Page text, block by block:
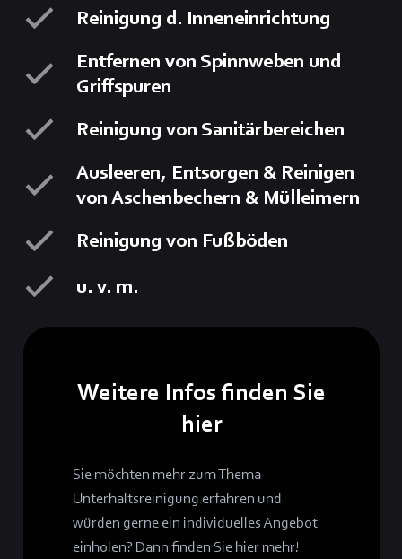
Reinigung d. Inneneinrichtung
Entfernen von Spinnweben und
Griffspuren
Reinigung von Sanitärbereichen
Ausleeren, Entsorgen & Reinigen
von Aschenbechern & Mülleimern
Reinigung von Fußböden
u. v. m.
Weitere Infos finden Sie
hier
Sie möchten mehr zum Thema
Unterhaltsreinigung erfahren und
würden gerne ein individuelles Angebot
einholen? Dann finden Sie hier mehr!